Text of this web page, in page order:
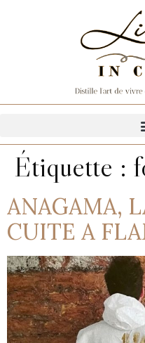
Étiquette :
ANAGAMA,
CUITE A